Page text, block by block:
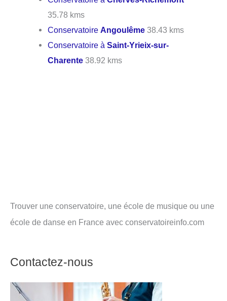
35.78 kms
ConservatoireAngoulême 38.43 kms
Conservatoire àSaint-Yrieix-sur-
Charente 38.92 kms
Trouver une conservatoire, une école de musique ou une
école de danse en France avec conservatoireinfo.com
Contactez-nous